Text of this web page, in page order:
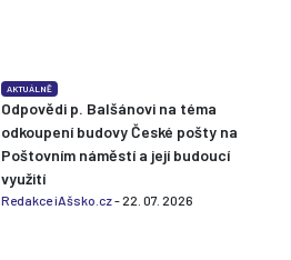
AKTUÁLNĚ
Odpovědi p. Balšánovi na téma
odkoupení budovy České pošty na
Poštovním náměstí a její budoucí
využití
Redakce iAšsko.cz- 22. 07. 2026